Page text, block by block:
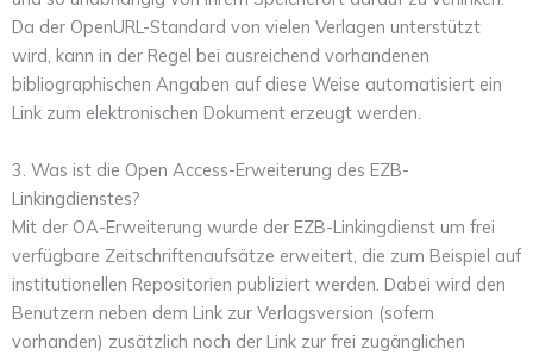
Da der OpenURL-Standard von vielen Verlagen unterstützt
wird, kann in der Regel bei ausreichend vorhandenen
bibliographischen Angaben auf diese Weise automatisiert ein
Link zum elektronischen Dokument erzeugt werden.
3. Was ist die Open Access-Erweiterung des EZB-
Linkingdienstes?
Mit der OA-Erweiterung wurde der EZB-Linkingdienst um frei
verfügbare Zeitschriftenaufsätze erweitert, die zum Beispiel auf
institutionellen Repositorien publiziert werden. Dabei wird den
Benutzern neben dem Link zur Verlagsversion (sofern
vorhanden) zusätzlich noch der Link zur frei zugänglichen